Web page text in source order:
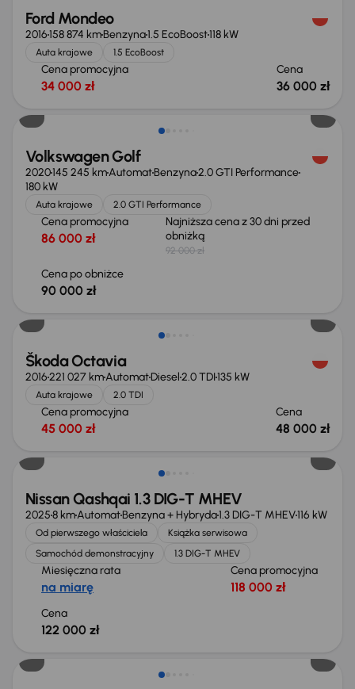
Ford Mondeo
2016158 874 kmBenzyna1.5 EcoBoost118 kW
Auta krajowe 1.5 EcoBoost
Cena promocyjna
34 000 zł
Cena
36 000 zł
Taniej o 2 000 zł
Volkswagen Golf
2020145 245 kmAutomatBenzyna2.0 GTI Performance
180 kW
Auta krajowe 2.0 GTI Performance
Cena promocyjna
86 000 zł
Najniższa cena z 30 dni przed
obniżką
92 000 zł
Cena po obniżce
90 000 zł
Škoda Octavia
2016221 027 kmAutomatDiesel2.0 TDI135 kW
Auta krajowe 2.0 TDI
Cena promocyjna
45 000 zł
Cena
48 000 zł
Od nowego taniej o 36 775 zł
Nissan Qashqai 1.3 DIG-T MHEV
20258 kmAutomatBenzyna + Hybryda1.3 DIG-T MHEV116 kW
Od pierwszego właściciela
Książka serwisowa
Samochód demonstracyjny
1.3 DIG-T MHEV
Miesięczna rata
na miarę
Cena promocyjna
118 000 zł
Cena
122 000 zł